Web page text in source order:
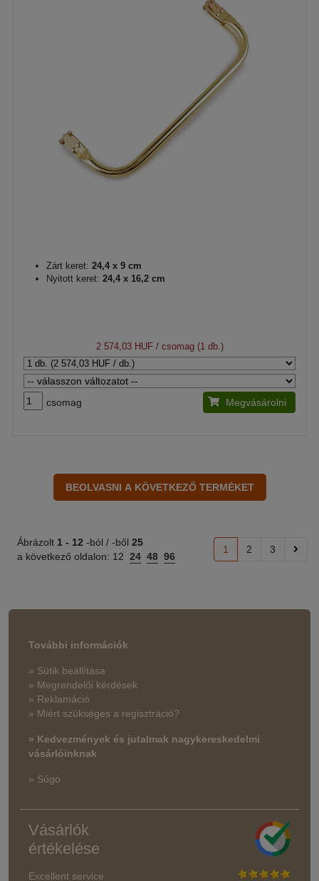
Zárt keret: 24,4 x 9 cm
Nyitott keret: 24,4 x 16,2 cm
2 574,03 HUF/ csomag (1 db.)
csomag Megvásárolni
Ábrázolt 1 - 12 -ból / -ből 25
a következő oldalon: 12 24 48 96
1 2 3
További információk
» Sütik beállítása
» Megrendelői kérdések
» Reklamáció
» Miért szükséges a regisztráció?
» Kedvezmények és jutalmak nagykereskedelmi
vásárlóinknak
» Súgó
Vásárlók
értékelése
Excellent service